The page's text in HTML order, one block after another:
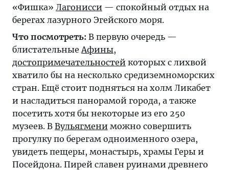
«Фишка» Лагонисси — спокойный отдых на
берегах лазурного Эгейского моря.
Что посмотреть: В первую очередь —
блистательныеАфины,
достопримечательностей которых с лихвой
хватило бы на несколько средиземноморских
стран. Ещё стоит подняться на холм Ликабет
и насладиться панорамой города, а также
посетить хотя бы некоторые из его 250
музеев. В Вульягмени можно совершить
прогулку по берегам одноименного озера,
увидеть пещеры, монастырь, храмы Геры и
Посейдона. Пирей славен руинами древнего